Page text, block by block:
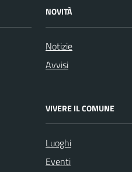
NOVITÀ
Notizie
Avvisi
VIVERE IL COMUNE
Luoghi
Eventi